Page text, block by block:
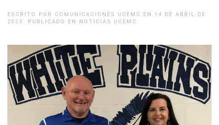
ESCRITO POR COMUNICACIONES UCEMC EN 14 DE ABRIL DE
2023
. PUBLICADO EN NOTICIAS UCEMC